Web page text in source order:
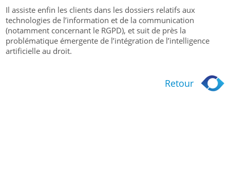
Il assiste enfin les clients dans les dossiers relatifs aux
technologies de l’information et de la communication
(notamment concernant le RGPD), et suit de près la
problématique émergente de l’intégration de l’intelligence
artificielle au droit.
Retour